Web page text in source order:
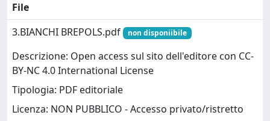
File
3.BIANCHI BREPOLS.pdf
non disponiibile
Descrizione: Open access sul sito dell'editore con CC-
BY-NC 4.0 International License
Tipologia: PDF editoriale
Licenza: NON PUBBLICO - Accesso privato/ristretto